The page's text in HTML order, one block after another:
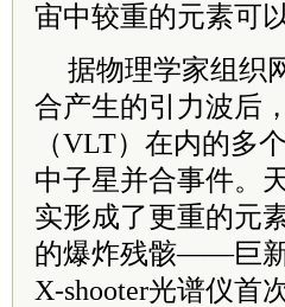
宙中较重的元素可
据物理学家组织
合产生的引力波后
（VLT）在内的多
中子星并合事件。
实形成了更重的元
的爆炸残骸——巨新
X-shooter光谱仪首